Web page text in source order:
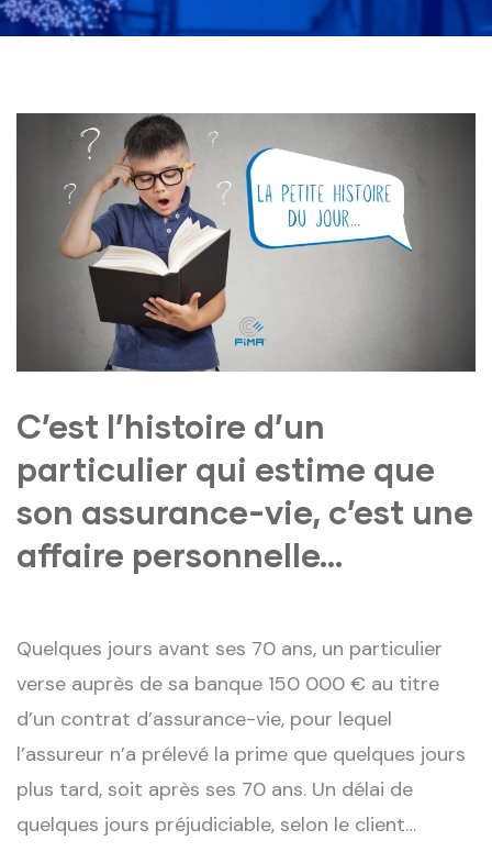
C’est l’histoire d’un
particulier qui estime que
son assurance-vie, c’est une
affaire personnelle…
Quelques jours avant ses 70 ans, un particulier
verse auprès de sa banque 150 000 € au titre
d’un contrat d’assurance-vie, pour lequel
l’assureur n’a prélevé la prime que quelques jours
plus tard, soit après ses 70 ans. Un délai de
quelques jours préjudiciable, selon le client…